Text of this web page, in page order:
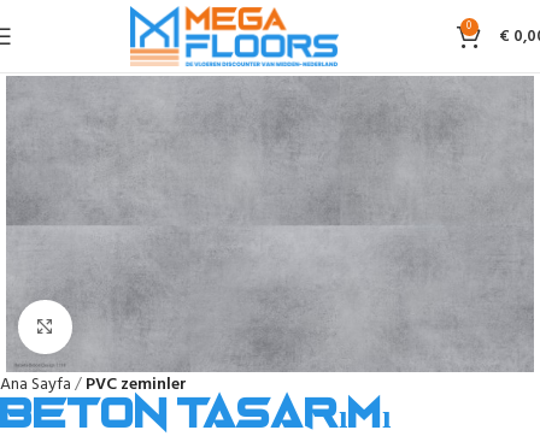
0 €
Ana Sayfa PVC zeminler
Beton Tasarımı
Click to enlarge